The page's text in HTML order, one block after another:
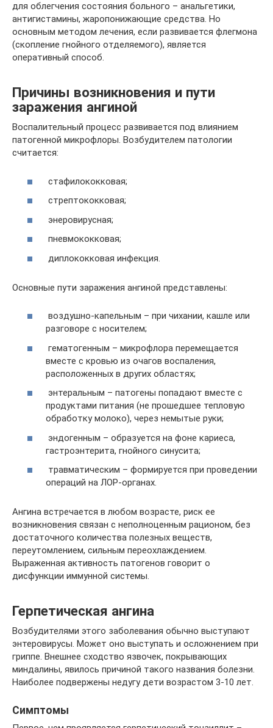
для облегчения состояния больного – анальгетики,
антигистамины, жаропонижающие средства. Но
основным методом лечения, если развивается флегмона
(скопление гнойного отделяемого), является
оперативный способ.
Причины возникновения и пути
заражения ангиной
Воспалительный процесс развивается под влиянием
патогенной микрофлоры. Возбудителем патологии
считается:
стафилококковая;
стрептококковая;
энеровирусная;
пневмококковая;
диплококковая инфекция.
Основные пути заражения ангиной представлены:
воздушно-капельным – при чихании, кашле или
разговоре с носителем;
гематогенным – микрофлора перемещается
вместе с кровью из очагов воспаления,
расположенных в других областях;
энтеральным – патогены попадают вместе с
продуктами питания (не прошедшее тепловую
обработку молоко), через немытые руки;
эндогенным – образуется на фоне кариеса,
гастроэнтерита, гнойного синусита;
травматическим – формируется при проведении
операций на ЛОР-органах.
Ангина встречается в любом возрасте, риск ее
возникновения связан с неполноценным рационом, без
достаточного количества полезных веществ,
переутомлением, сильным переохлаждением.
Выраженная активность патогенов говорит о
дисфункции иммунной системы.
Герпетическая ангина
Возбудителями этого заболевания обычно выступают
энтеровирусы. Может оно выступать и осложнением при
гриппе. Внешнее сходство язвочек, покрывающих
миндалины, явилось причиной такого названия болезни.
Наиболее подвержены недугу дети возрастом 3-10 лет.
Симптомы